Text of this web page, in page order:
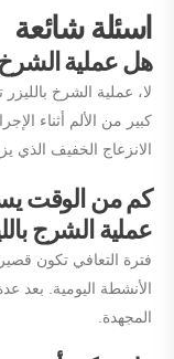
اسئلة شائعة
هل عملية الشرخ
لا، عملية الشرخ
كبير من الألم أثناء
الانزعاج الخفيف الذي
كم من الوقت
عملية الشرج
فترة التعافي تكون
الأنشطة اليومية. بعد
المجهدة.